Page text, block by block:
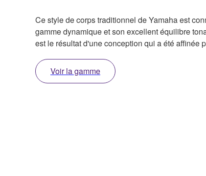
Ce style de corps traditionnel de Yamaha est
gamme dynamique et son excellent équilibre
est le résultat d'une conception qui a été affinée
Voir la gamme